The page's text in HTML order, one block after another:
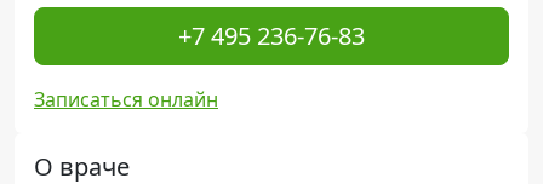
+7 495 236-76-83
Записаться онлайн
О враче